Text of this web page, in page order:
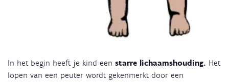
In het begin heeft je kind een starre lichaamshouding. Het
lopen van een peuter wordt gekenmerkt door een